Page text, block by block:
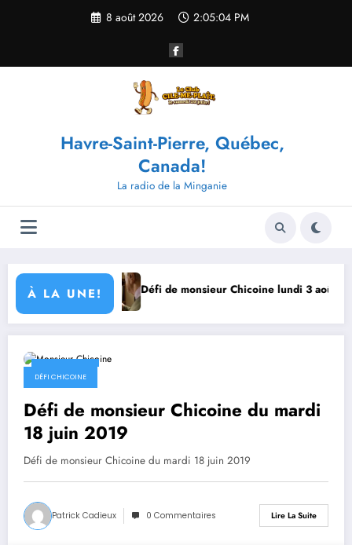
8 août 2026 2:05:04 PM
Havre-Saint-Pierre, Québec,
Canada!
La radio de la Minganie
À LA UNE!
2026 Défi de monsieur Chicoine lundi 3 août 2026
18 juin 2019
DÉFI CHICOINE
Défi de monsieur Chicoine du mardi
18 juin 2019
Défi de monsieur Chicoine du mardi 18 juin 2019
Patrick Cadieux 0 Commentaires Lire La Suite